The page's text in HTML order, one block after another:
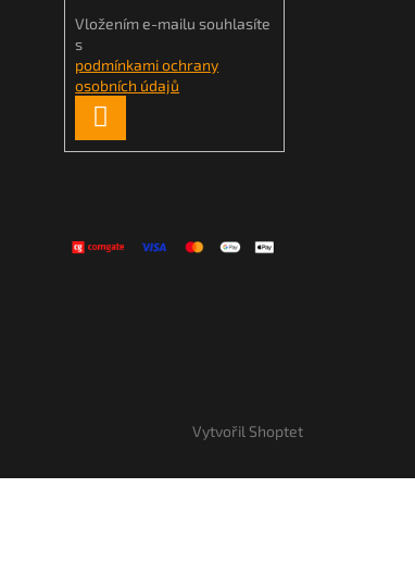
Vložením e-mailu souhlasíte
s
podmínkami ochrany
osobních údajů
SE
Vytvořil Shoptet